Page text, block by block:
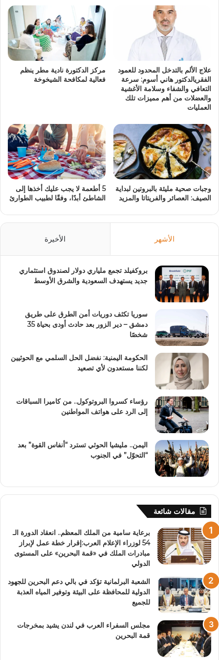
علاج الألم بالتدخل المحدود للعمود
الفقريالدكتور هاني أسوم: سرعة
التعافي والشفاء وسلامة الأغشية
والعضلات من أهم مميزات تلك
العمليات
مركز الدكتورة نادية مطر ينظم
فعالية لمكافحة الشيخوخة
وجبات صحية مليئة بالبروتين لبداية
الصيف: العصائر والفريتاتا والمزيد
5 أطعمة لا يجب عليك أخذها إلى
الشاطئ أبدًا، وفقًا لطبيب الطوارئ
الأشهر الأخيرة
بروكفيلد تجمع ملياري دولار لصندوق استثماري
جديد يستهدف السعودية والشرق الأوسط
سوريا تكثف دوريات أمن الطرق على طريق
دمشق – دير الزور بعد حادث أودى بحياة 35
شخصًا
الحكومة اليمنية: نفضل الحل السلمي مع الحوثيين
لكننا مستعدون لأي تصعيد
رؤساء كسروا البروتوكول.. من كاميرا السباقات
إلى الرد على هواتف المواطنين
اليمن.. مليشيا الحوثي تسترد “أنفاس القوة” بعد
“التحوّل” في الجنوب
مقالات شائعة
برعاية سامية من الملك المعظم.. انعقاد الدورة الـ
54 لوزراء الإعلام العرب:إقرار خطة عمل لإبراز
مبادرات الملك في «قمة البحرين» على المستوى
الدولي
الشعبة البرلمانية تؤكد في بالي دعم البحرين للجهود
الدولية للمحافظة على البيئة وتوفير المياه العذبة
للجميع
مجلس السفراء العرب في لندن يشيد بمخرجات
قمة البحرين